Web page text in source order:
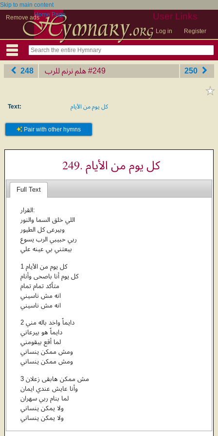
Skip to main content
Remove ads
User Links
Log in Register
Home Page
248 هلم نرنم للرب ‎#249 250
Text: كل يوم من الأيام
Pair with other hymns
249. كل يوم من الأيام
Full Text
القرار:
اللي خلق السما والنور
وبيرعى كل الطيور
ربي حبيبي الرب يسوع
بيعتني بي عينه علي
1 كل يوم من الأيام
كل يوم أنا باصحى وأنام
متأكد تمام تمام
انه مش ناسيني
انه مش ناسيني
2 دايماً واخد باله مني
دايماً هو بيرعاني
لما أقع بيقومني
ومش ممكن ينساني
ومش ممكن ينساني
3 مش ممكن هابقى زعلان
وأنا عايش عندي ايمان
لما بنام ربي سهران
ولا يمكن ينساني
ولا يمكن ينساني